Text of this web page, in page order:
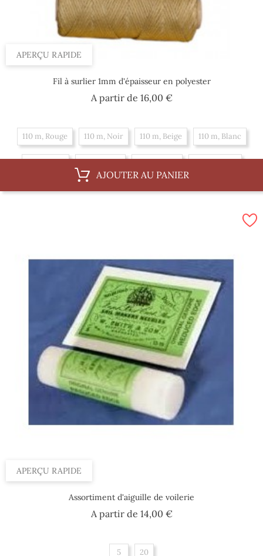
APERÇU RAPIDE
Fil à surlier 1mm d'épaisseur en polyester
A partir de 16,00 €Prix
110 m, Rouge 110 m, Noir 110 m, Beige 110 m, Blanc
AJOUTER AU PANIER
APERÇU RAPIDE
Assortiment d'aiguille de voilerie
A partir de 14,00 €Prix
5 20